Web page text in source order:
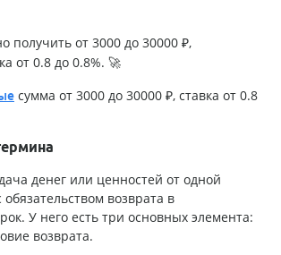
получить от 3000 до 30000 ₽,
от 0.8 до 0.8%. 🚀
сумма от 3000 до 30000 ₽, ставка от 0.8
денег или ценностей от одной
возврата в
У него есть три основных элемента:
возврата.